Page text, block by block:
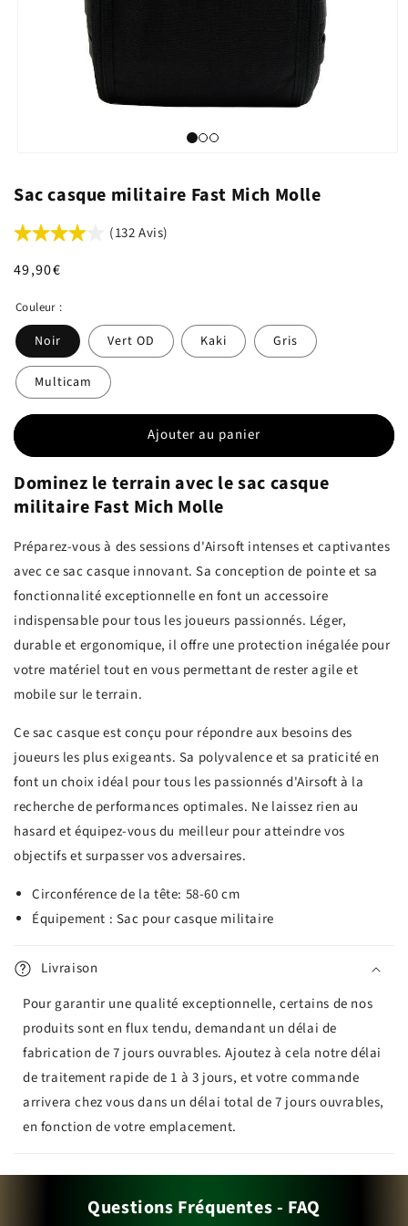
Sac casque militaire Fast Mich Molle
(132 Avis)
Prix
49,90€
Couleur :
Noir Vert OD Kaki Gris
Multicam
Ajouter au panier
Dominez le terrain avec le sac casque
militaire Fast Mich Molle
Préparez-vous à des sessions d'Airsoft intenses et captivantes
avec ce sac casque innovant. Sa conception de pointe et sa
fonctionnalité exceptionnelle en font un accessoire
indispensable pour tous les joueurs passionnés. Léger,
durable et ergonomique, il offre une protection inégalée pour
votre matériel tout en vous permettant de rester agile et
mobile sur le terrain.
Ce sac casque est conçu pour répondre aux besoins des
joueurs les plus exigeants. Sa polyvalence et sa praticité en
font un choix idéal pour tous les passionnés d'Airsoft à la
recherche de performances optimales. Ne laissez rien au
hasard et équipez-vous du meilleur pour atteindre vos
objectifs et surpasser vos adversaires.
Circonférence de la tête: 58-60 cm
Équipement : Sac pour casque militaire
Livraison
Pour garantir une qualité exceptionnelle, certains de nos
produits sont en flux tendu, demandant un délai de
fabrication de 7 jours ouvrables. Ajoutez à cela notre délai
de traitement rapide de 1 à 3 jours, et votre commande
arrivera chez vous dans un délai total de 7 jours ouvrables,
en fonction de votre emplacement.
Questions Fréquentes - FAQ